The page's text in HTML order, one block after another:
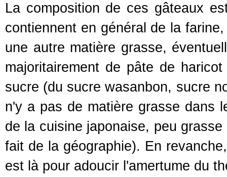
La composition de ces gâteaux
contiennent en général de la
une autre matière grasse,
majoritairement de pâte de
sucre (du sucre wasanbon, sucre
n'y a pas de matière grasse dans
de la cuisine japonaise, peu
fait de la géographie). En
est là pour adoucir l'amertume du